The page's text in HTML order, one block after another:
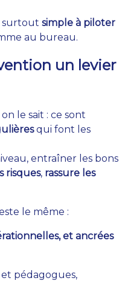
surtout simple à piloter
au bureau.
un levier
le sait : ce sont
qui font les
entraîner les bons
risques, rassure les
le même :
et ancrées
pédagogues,